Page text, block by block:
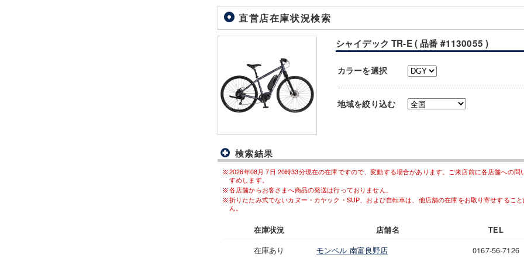
直営店在庫状況検索
シャイデック TR-E ( 品番 #1130055 )
カラーを選択
地域を絞り込む
検索結果
2026年08月 7日 20時33分現在の在庫ですので、変動する場合があります。ご来店前に各店舗への問
すめします。
各店舗からお客さまへ商品の発送は行っておりません。
折りたたみ式でないカヌー・カヤック・SUP、および自転車は、他店舗の在庫をお取り寄せするこ
ん。
在庫状況 店舗名 TEL
在庫あり モンベル 南富良野店 0167-56-7126